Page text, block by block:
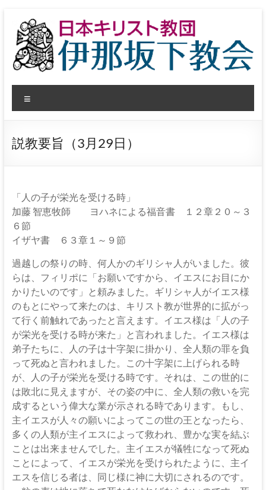
ス
ッ
日
本
キ
リ
ト
教
団
伊
那
坂
下
教
会
イ
エ
ス・
キ
リ
ス
ニ
ー
説教要旨（3月29日）
「人の子が栄光を受ける時」
加藤 智恵牧師 ヨハネによる福音書 １２章２０～３
６節
イザヤ書 ６３章１～９節
過越しの祭りの時、何人かのギリシャ人がいました。彼
らは、フィリポに「お願いですから、イエスにお目にか
かりたいのです」と頼みました。ギリシャ人がイエス様
のもとにやって来たのは、キリスト教が世界的に拡がっ
て行く前触れであったと言えます。イエス様は「人の子
が栄光を受ける時が来た」と言われました。イエス様は
弟子たちに、人の子は十字架に掛かり、全人類の罪を負
って死ぬと言われました。この十字架に上げられる時
が、人の子が栄光を受ける時です。それは、この世的に
は敗北に見えますが、その姿の中に、全人類の救いを完
成するという偉大な業が示される時であります。もし、
主イエスが人々の願いによってこの世の王となったら、
多くの人類が主イエスによって救われ、豊かな実を結ぶ
ことは出来ませんでした。主イエスが犠牲になって死ぬ
ことによって、イエスが栄光を受けられたように、主イ
エスを信じる者は、同じ様に神に大切にされるのです。